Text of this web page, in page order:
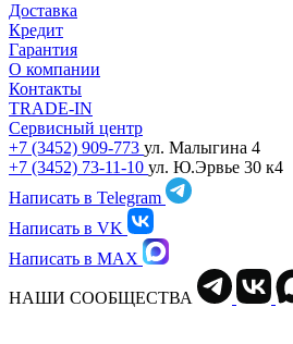
Доставка
Кредит
Гарантия
О компании
Контакты
TRADE-IN
Сервисный центр
+7 (3452) 909-773 ул. Малыгина 4
+7 (3452) 73-11-10 ул. Ю.Эрвье 30 к4
Написать в Telegram
Написать в VK
Написать в MAX
НАШИ СООБЩЕСТВА